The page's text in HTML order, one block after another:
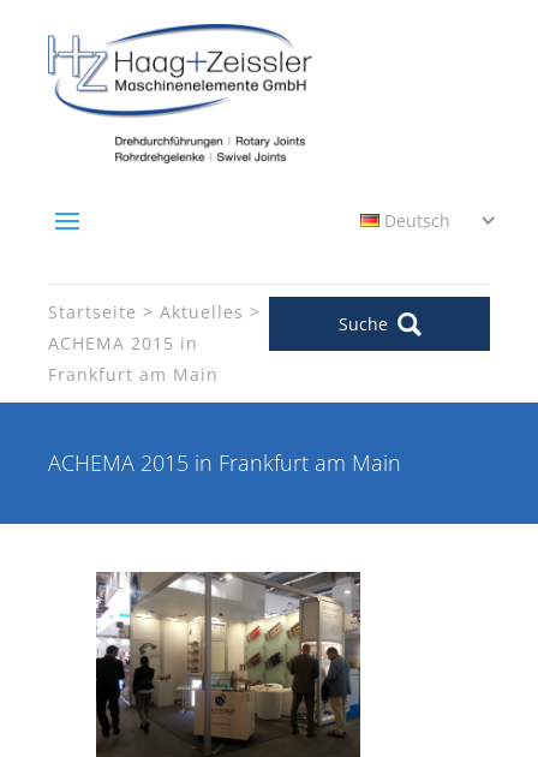
Deutsch
Startseite
Aktuelles
ACHEMA 2015 in
Frankfurt am Main
Suche
ACHEMA 2015 in Frankfurt am Main